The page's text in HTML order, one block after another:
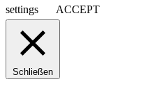
settings
ACCEPT
Schließen